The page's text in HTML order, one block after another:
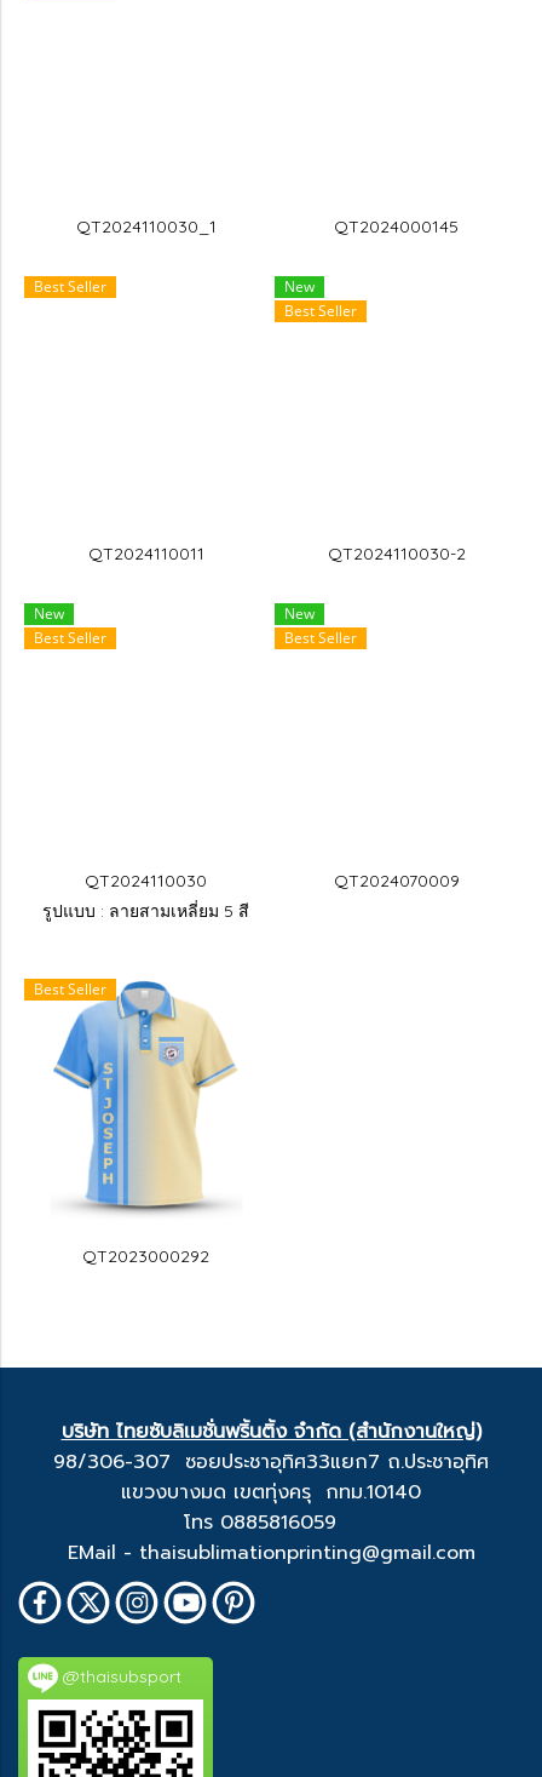
QT2024110030_1 QT2024000145
Best Seller
QT2024110011
New
Best Seller
QT2024110030-2
New
Best Seller
QT2024110030
รูปแบบ : ลายสามเหลี่ยม 5 สี
New
Best Seller
QT2024070009
Best Seller
QT2023000292
บริษัท ไทยซับลิเมชั่นพริ้นติ้ง จำกัด (สำนักงานใหญ่)
98/306-307 ซอยประชาอุทิศ33แยก7 ถ.ประชาอุทิศ
แขวงบางมด เขตทุ่งครุ กทม.10140
โทร 0885816059
EMail - thaisublimationprinting@gmail.com
@thaisubsport